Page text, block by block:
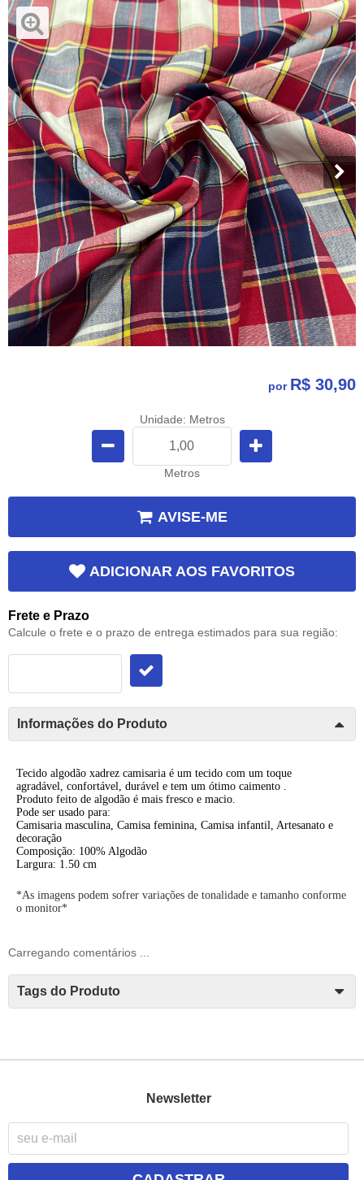
por R$ 30,90
Unidade: Metros
Metros
AVISE-ME
ADICIONAR AOS FAVORITOS
Frete e Prazo
Calcule o frete e o prazo de entrega estimados para sua região:
Informações do Produto
Tecido algodão xadrez camisaria é um tecido com um toque
agradável, confortável, durável e tem um ótimo caimento .
Produto feito de algodão é mais fresco e macio.
Pode ser usado para:
Camisaria masculina, Camisa feminina, Camisa infantil, Artesanato e
decoração
Composição: 100% Algodão
Largura: 1.50 cm
*As imagens podem sofrer variações de tonalidade e tamanho conforme
o monitor*
Carregando comentários ...
Tags do Produto
Newsletter